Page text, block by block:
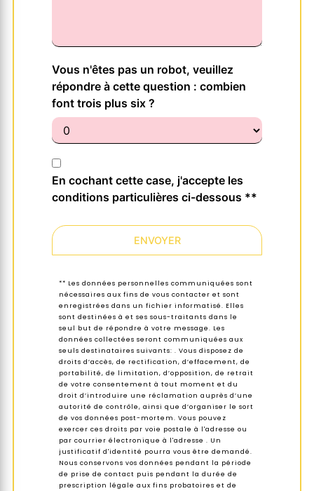
Vous n'êtes pas un robot, veuillez
répondre à cette question : combien
font trois plus six ?
En cochant cette case, j'accepte les
conditions particulières ci-dessous **
ENVOYER
** Les données personnelles communiquées sont
nécessaires aux fins de vous contacter et sont
enregistrées dans un fichier informatisé. Elles
sont destinées à et ses sous-traitants dans le
seul but de répondre à votre message. Les
données collectées seront communiquées aux
seuls destinataires suivants: . Vous disposez de
droits d’accès, de rectification, d’effacement, de
portabilité, de limitation, d’opposition, de retrait
de votre consentement à tout moment et du
droit d’introduire une réclamation auprès d’une
autorité de contrôle, ainsi que d’organiser le sort
de vos données post-mortem. Vous pouvez
exercer ces droits par voie postale à l'adresse ou
par courrier électronique à l'adresse . Un
justificatif d'identité pourra vous être demandé.
Nous conservons vos données pendant la période
de prise de contact puis pendant la durée de
prescription légale aux fins probatoires et de